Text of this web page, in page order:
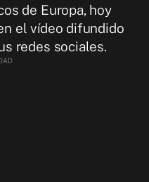
de Europa, hoy
el vídeo difundido
redes sociales.